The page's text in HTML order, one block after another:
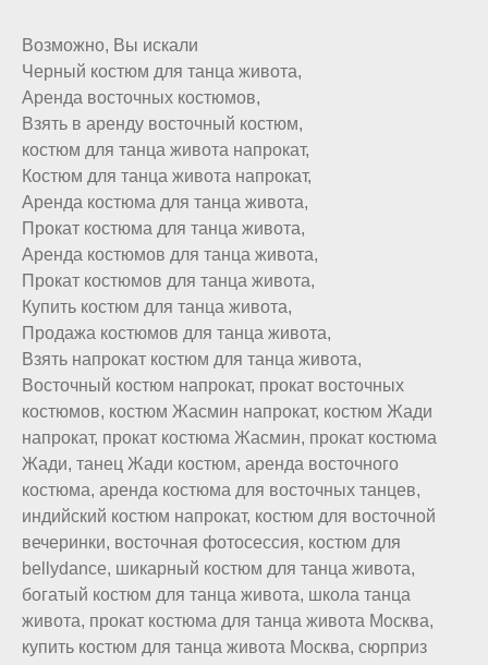
Возможно, Вы искали
Черный костюм для танца живота,
Аренда восточных костюмов,
Взять в аренду восточный костюм,
костюм для танца живота напрокат,
Костюм для танца живота напрокат,
Аренда костюма для танца живота,
Прокат костюма для танца живота,
Аренда костюмов для танца живота,
Прокат костюмов для танца живота,
Купить костюм для танца живота,
Продажа костюмов для танца живота,
Взять напрокат костюм для танца живота,
Восточный костюм напрокат, прокат восточных
костюмов, костюм Жасмин напрокат, костюм Жади
напрокат, прокат костюма Жасмин, прокат костюма
Жади, танец Жади костюм, аренда восточного
костюма, аренда костюма для восточных танцев,
индийский костюм напрокат, костюм для восточной
вечеринки, восточная фотосессия, костюм для
bellydance, шикарный костюм для танца живота,
богатый костюм для танца живота, школа танца
живота, прокат костюма для танца живота Москва,
купить костюм для танца живота Москва, сюрприз